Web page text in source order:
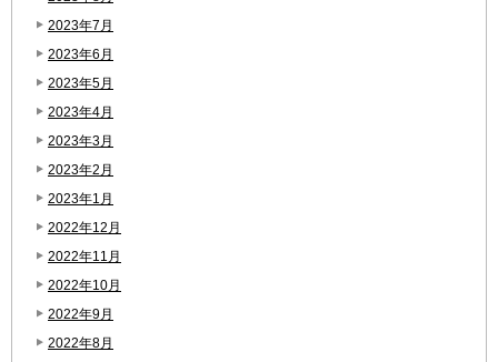
2023年7月
2023年6月
2023年5月
2023年4月
2023年3月
2023年2月
2023年1月
2022年12月
2022年11月
2022年10月
2022年9月
2022年8月